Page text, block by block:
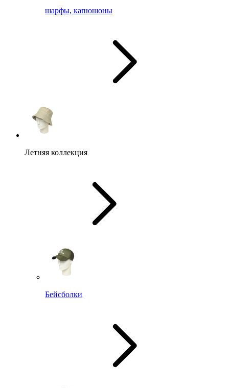
шарфы, капюшоны
Летняя коллекция
Бейсболки